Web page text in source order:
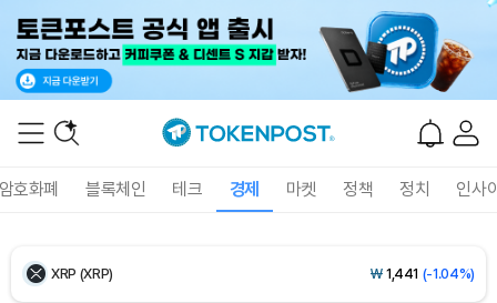
호화폐 블록체인 테크 경제 마켓 정책 정치 인사
Ethereum (ETH) ₩2,694,160(+0.64%)
XRP (XRP) ₩ 1,441 (-1.04%)